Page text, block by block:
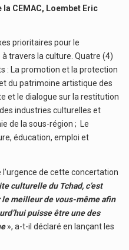
CEMAC, Loembet Eric
prioritaires pour le
travers la culture. Quatre (4)
: La promotion et la protection
du patrimoine artistique des
et le dialogue sur la restitution
industries culturelles et
de la sous-région ; Le
éducation, emploi et
l’urgence de cette concertation
culturelle du Tchad, c’est
meilleur de vous-même afin
puisse être une des
», a-t-il déclaré en lançant les